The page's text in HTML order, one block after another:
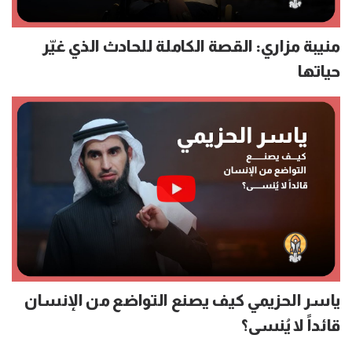
منيبة مزاري: القصة الكاملة للحادث الذي غيّر
حياتها
ياسر الحزيمي كيف يصنع التواضع من الإنسان
قائداً لا يُنسى؟